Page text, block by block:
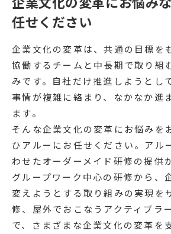
任せください
企業文化の変革は、共通の目標を
協働するチームと中長期で取り組
みです。自社だけ推進しようとし
事情が複雑に絡まり、なかなか進
ます。
そんな企業文化の変革にお悩みを
ひアルーにお任せください。アル
わせたオーダーメイド研修の提供
グループワーク中心の研修から、
変えようとする取り組みの実現を
修、屋外でおこなうアクティブラ
で、さまざまな企業文化の変革を